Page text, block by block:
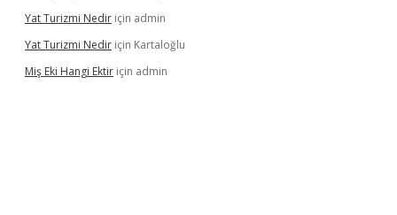
Yat Turizmi Nedir için admin
Yat Turizmi Nedir için Kartaloğlu
Miş Eki Hangi Ektir için admin